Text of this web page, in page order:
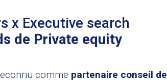
x Executive search
de Private equity
comme partenaire conseil